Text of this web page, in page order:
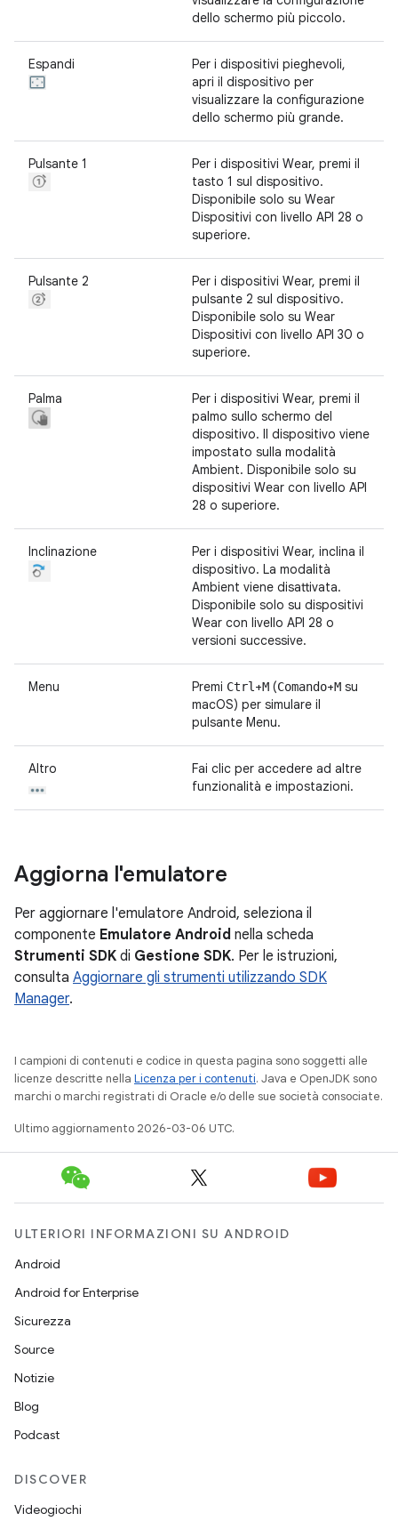
dello schermo più piccolo.
Espandi
Per i dispositivi pieghevoli,
apri il dispositivo per
visualizzare la configurazione
dello schermo più grande.
Pulsante 1
Per i dispositivi Wear, premi il
tasto 1 sul dispositivo.
Disponibile solo su Wear
Dispositivi con livello API 28 o
superiore.
Pulsante 2
Per i dispositivi Wear, premi il
pulsante 2 sul dispositivo.
Disponibile solo su Wear
Dispositivi con livello API 30 o
superiore.
Palma
Per i dispositivi Wear, premi il
palmo sullo schermo del
dispositivo. Il dispositivo viene
impostato sulla modalità
Ambient. Disponibile solo su
dispositivi Wear con livello API
28 o superiore.
Inclinazione
Per i dispositivi Wear, inclina il
dispositivo. La modalità
Ambient viene disattivata.
Disponibile solo su dispositivi
Wear con livello API 28 o
versioni successive.
Menu Premi Ctrl +M (Comando+M su
macOS) per simulare il
pulsante Menu.
Altro
Fai clic per accedere ad altre
funzionalità e impostazioni.
Aggiorna l'emulatore
Per aggiornare l'emulatore Android, seleziona il
componente Emulatore Android nella scheda
Strumenti SDK di Gestione SDK. Per le istruzioni,
consulta Aggiornare gli strumenti utilizzando SDK
Manager.
I campioni di contenuti e codice in questa pagina sono soggetti alle
licenze descritte nella Licenza per i contenuti. Java e OpenJDK sono
marchi o marchi registrati di Oracle e/o delle sue società consociate.
Ultimo aggiornamento 2026-03-06 UTC.
ULTERIORI INFORMAZIONI SU ANDROID
Android
Android for Enterprise
Sicurezza
Source
Notizie
Blog
Podcast
DISCOVER
Videogiochi